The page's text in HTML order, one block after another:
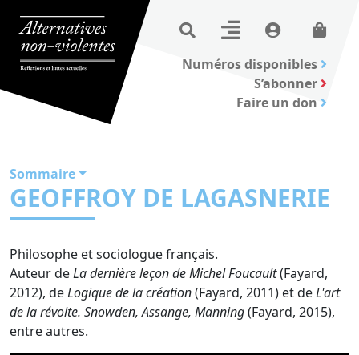
Numéros disponibles
S’abonner
Faire un don
Sommaire
GEOFFROY DE LAGASNERIE
Philosophe et sociologue français.
Auteur deLa dernière leçon de Michel Foucault(Fayard,
2012), deLogique de la création(Fayard, 2011) et deL'art
de la révolte. Snowden, Assange, Manning(Fayard, 2015),
entre autres.